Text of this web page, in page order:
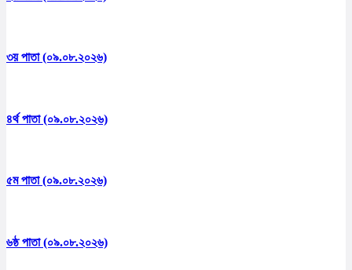
৩য় পাতা (০৯.০৮.২০২৬)
৪র্থ পাতা (০৯.০৮.২০২৬)
৫ম পাতা (০৯.০৮.২০২৬)
৬ষ্ঠ পাতা (০৯.০৮.২০২৬)